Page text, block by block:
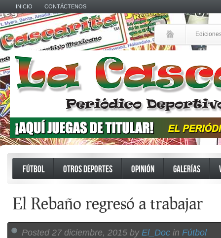
INICIO CONTÁCTENOS
FÚTBOL OTROS DEPORTES OPINIÓN GALERÍAS
El Rebaño regresó a trabajar
Posted 27 diciembre, 2015 by El_Doc in Fútbol